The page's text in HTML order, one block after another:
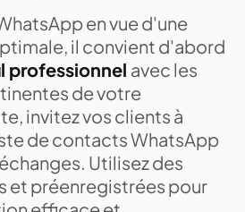
en vue d'une
il convient d'abord
professionnel avec les
de votre
invitez vos clients à
de contacts WhatsApp
Utilisez des
et préenregistrées pour